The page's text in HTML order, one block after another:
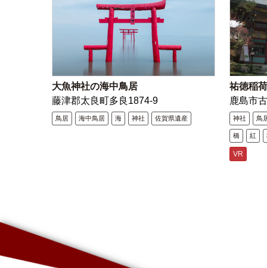
大魚神社の海中鳥居
藤津郡太良町多良1874-9
鳥居 海中鳥居 海 神社 佐賀県遺産
祐徳稲
鹿島市
神社 鳥
橋 紅
VR